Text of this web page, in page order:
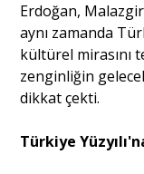
Erdoğan,
aynı zamanda
kültürel mirasını
zenginliğin
dikkat çekti.
Türkiye